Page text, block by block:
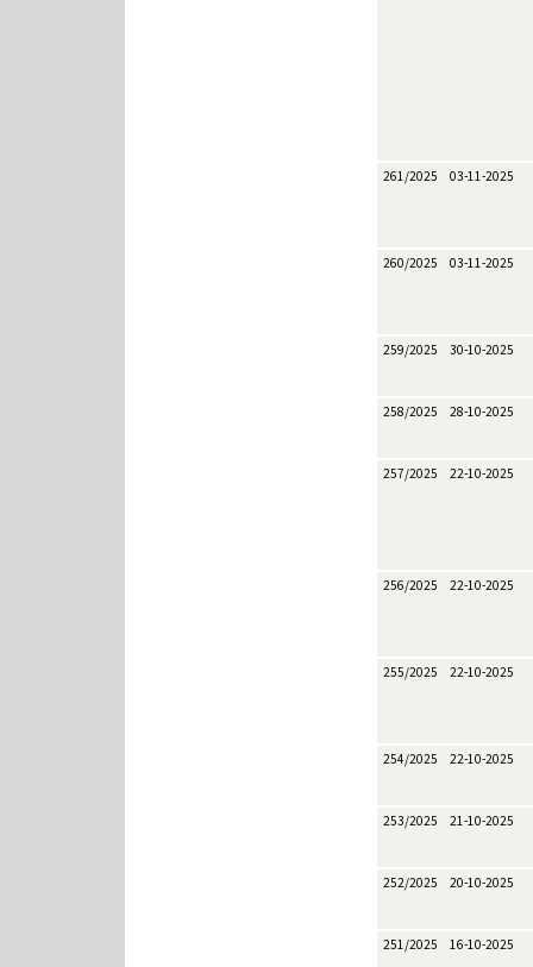
261/2025 03-11-2025
260/2025 03-11-2025
259/2025 30-10-2025
258/2025 28-10-2025
257/2025 22-10-2025
256/2025 22-10-2025
255/2025 22-10-2025
254/2025 22-10-2025
253/2025 21-10-2025
252/2025 20-10-2025
251/2025 16-10-2025